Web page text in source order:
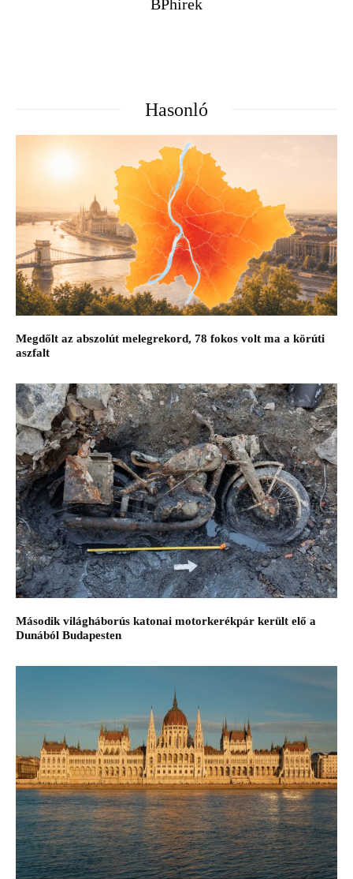
BPhirek
Hasonló
Megdőlt az abszolút melegrekord, 78 fokos volt ma a körúti
aszfalt
Második világháborús katonai motorkerékpár került elő a
Dunából Budapesten